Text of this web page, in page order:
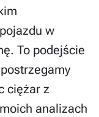
w
To podejście
ciężar z
analizach